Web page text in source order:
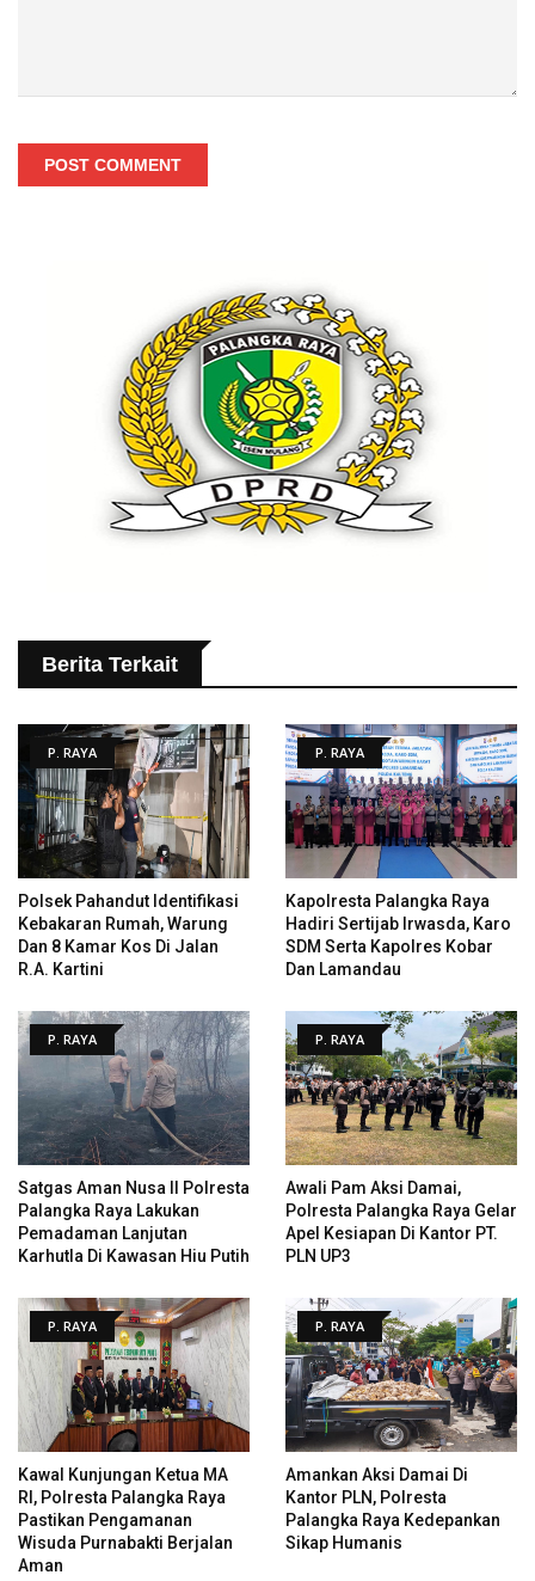
POST COMMENT
Berita Terkait
P. RAYA
Polsek Pahandut Identifikasi
Kebakaran Rumah, Warung
Dan 8 Kamar Kos Di Jalan
R.A. Kartini
P. RAYA
Kapolresta Palangka Raya
Hadiri Sertijab Irwasda, Karo
SDM Serta Kapolres Kobar
Dan Lamandau
P. RAYA
Satgas Aman Nusa II Polresta
Palangka Raya Lakukan
Pemadaman Lanjutan
Karhutla Di Kawasan Hiu Putih
P. RAYA
Awali Pam Aksi Damai,
Polresta Palangka Raya Gelar
Apel Kesiapan Di Kantor PT.
PLN UP3
P. RAYA
Kawal Kunjungan Ketua MA
RI, Polresta Palangka Raya
Pastikan Pengamanan
Wisuda Purnabakti Berjalan
Aman
P. RAYA
Amankan Aksi Damai Di
Kantor PLN, Polresta
Palangka Raya Kedepankan
Sikap Humanis